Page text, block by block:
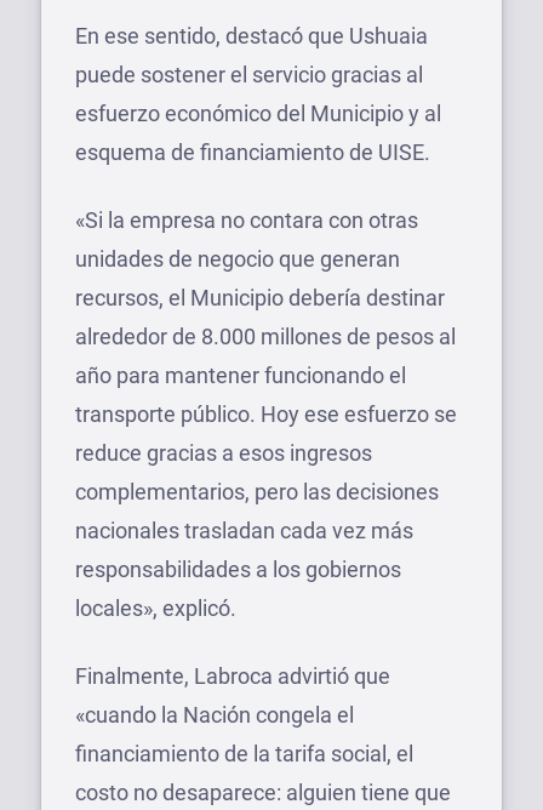
En ese sentido, destacó que Ushuaia
puede sostener el servicio gracias al
esfuerzo económico del Municipio y al
esquema de financiamiento de UISE.
«Si la empresa no contara con otras
unidades de negocio que generan
recursos, el Municipio debería destinar
alrededor de 8.000 millones de pesos al
año para mantener funcionando el
transporte público. Hoy ese esfuerzo se
reduce gracias a esos ingresos
complementarios, pero las decisiones
nacionales trasladan cada vez más
responsabilidades a los gobiernos
locales», explicó.
Finalmente, Labroca advirtió que
«cuando la Nación congela el
financiamiento de la tarifa social, el
costo no desaparece: alguien tiene que